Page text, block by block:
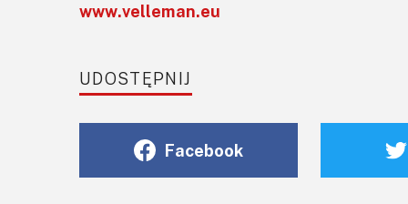
www.velleman.eu
UDOSTĘPNIJ
Facebook